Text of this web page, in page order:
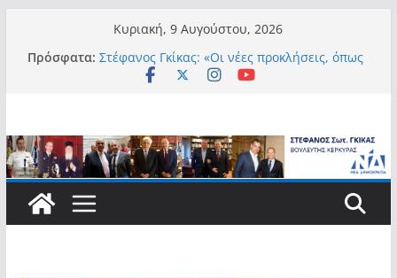
περιεχόμενο
Κυριακή, 9 Αυγούστου, 2026
Πρόσφατα: Στέφανος Γκίκας: «Οι νέες προκλήσεις, όπως
η τεχνητή νοημοσύνη, η κλιματική κρίση, η
απαντήσεις»
Στέφανος Γκίκας:
Στέφανος Γκίκας:
Στέφανος Γκίκας: «Η πρωτοβουλία “Smart